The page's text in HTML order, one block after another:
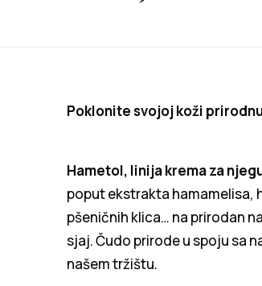
Poklonite svojoj koži
Hametol, linija krema za
poput ekstrakta hamamelisa,
pšeničnih klica… na prirodan
sjaj. Čudo prirode u spoju sa
našem tržištu.